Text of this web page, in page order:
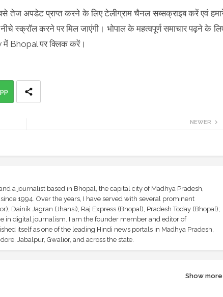
तेज अपडेट प्राप्त करने के लिए टेलीग्राम चैनल सब्सक्राइब करें एवं
स्क्रॉल करने पर मिल जाएंगी। भोपाल के महत्वपूर्ण समाचार पढ़ने के
Bhopal पर क्लिक करें।
NEWER
a journalist based in Bhopal, the capital city of Madhya Pradesh,
1994. Over the years, I have served with several prominent
Dainik Jagran (Jhansi), Raj Express (Bhopal), Pradesh Today (Bhopal);
in digital journalism. I am the founder member and editor of
itself as one of the leading Hindi news portals in Madhya Pradesh,
Jabalpur, Gwalior, and across the state.
Show more